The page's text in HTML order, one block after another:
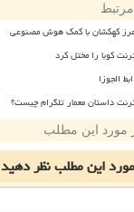
کهکشان با کمک هوش مصنوعی
کوبا را مختل کرد
الجوزا
داستان معمار تلگرام چیست؟
مورد این مطلب
این مطلبنظر دهید